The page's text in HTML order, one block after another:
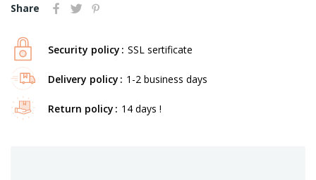
Share
Security policy SSL sertificate
Delivery policy 1-2 business days
Return policy 14 days !